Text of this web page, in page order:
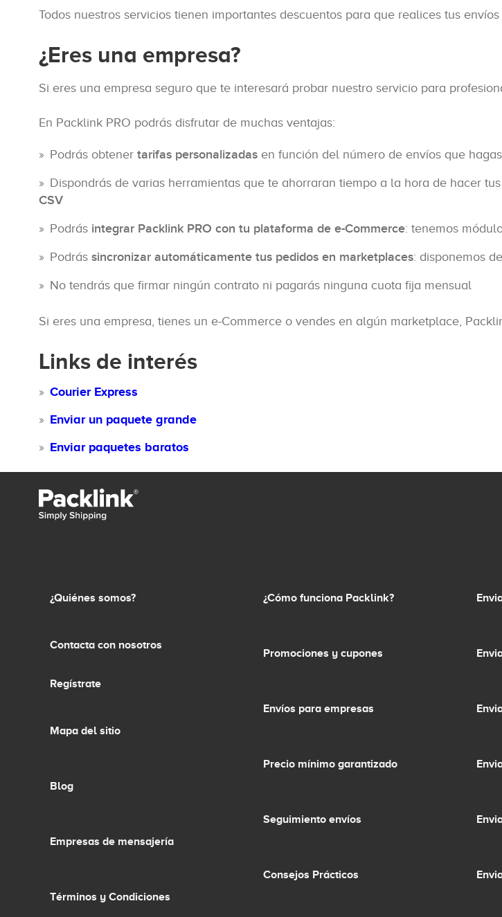
Todos nuestros servicios tienen importantes descuentos para que realices tus
¿Eres una empresa?
Si eres una empresa seguro que te interesará probar nuestro servicio para
En Packlink PRO podrás disfrutar de muchas ventajas:
Podrás obtener tarifas personalizadas en función del número de envíos que hagas
Dispondrás de varias herramientas que te ahorraran tiempo a la hora de hacer
CSV
Podrás integrar Packlink PRO con tu plataforma de e-Commerce: tenemos
Podrás sincronizar automáticamente tus pedidos en marketplaces: disponemos
No tendrás que firmar ningún contrato ni pagarás ninguna cuota fija mensual
Si eres una empresa, tienes un e-Commerce o vendes en algún marketplace,
Links de interés
Courier Express
Enviar un paquete grande
Enviar paquetes baratos
¿Quiénes somos?
Contacta con nosotros
Regístrate
Mapa del sitio
Blog
Empresas de mensajería
Términos y Condiciones
¿Cómo funciona Packlink?
Promociones y cupones
Envíos para empresas
Precio mínimo garantizado
Seguimiento envíos
Consejos Prácticos